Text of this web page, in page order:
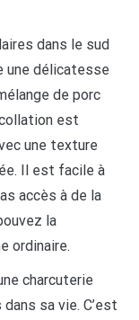
dans le sud
une délicatesse
de porc
est
une texture
Il est facile à
accès à de la
la
ordinaire.
charcuterie
sa vie. C’est